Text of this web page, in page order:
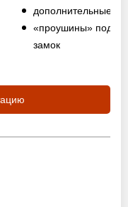
дополнительные
«проушины» под
замок